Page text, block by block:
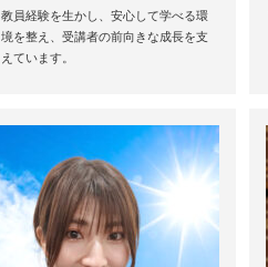
教員経験を生かし、安心して学べる環
境を整え、受講者の前向きな成長を支
えています。